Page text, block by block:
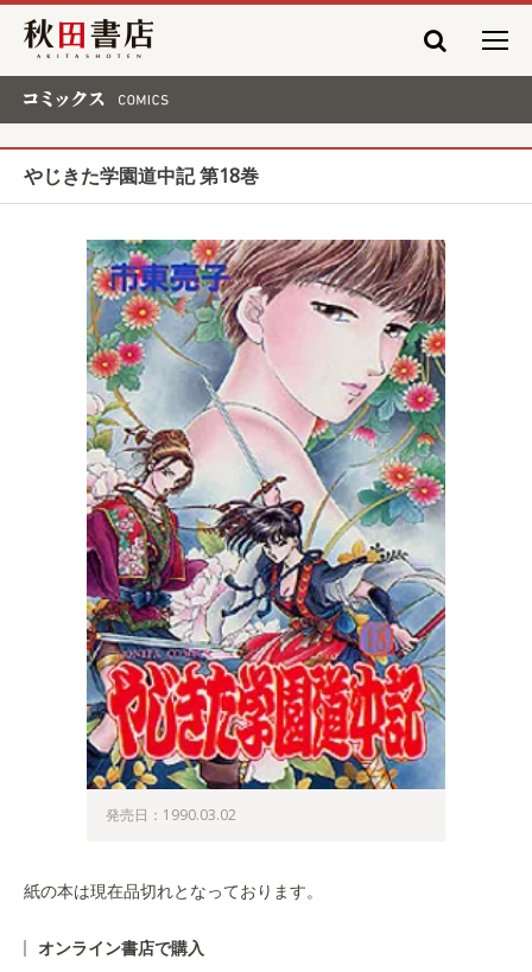
秋田書店
やじきた学園道中記 第18巻
発売日：1990.03.02
紙の本は現在品切れとなっております。
オンライン書店で購入